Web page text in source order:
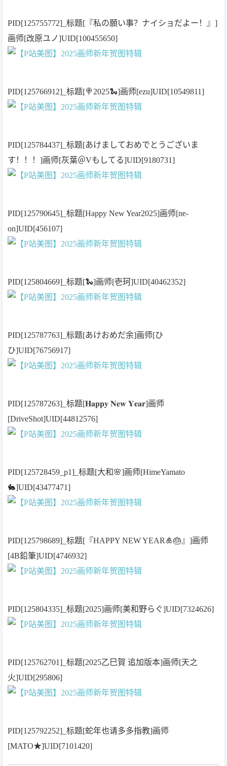
PID[125755772]_标题[『私の願い事？ナイショだよー！』]
画师[改原ユノ]UID[100455650]
PID[125766912]_标题[🍭2025🐍]画师[ezu]UID[10549811]
PID[125784437]_标题[あけましておめでとうございま
す！！！]画师[灰葉＠Vもしてる]UID[9180731]
PID[125790645]_标题[Happy New Year2025]画师[ne-
on]UID[456107]
PID[125804669]_标题[🐍]画师[壱珂]UID[40462352]
PID[125787763]_标题[あけおめだ余]画师[ひ
ひ]UID[76756917]
PID[125787263]_标题[𝐇𝐚𝐩𝐩𝐲 𝐍𝐞𝐰 𝐘𝐞𝐚𝐫]画师
[DriveShot]UID[44812576]
PID[125728459_p1]_标题[大和🌸]画师[HimeYamato
🐇]UID[43477471]
PID[125798689]_标题[『HAPPY NEW YEAR🎍🎂』]画师
[4B鉛筆]UID[4746932]
PID[125804335]_标题[2025]画师[美和野らぐ]UID[7324626]
PID[125762701]_标题[2025乙巳賀 追加版本]画师[天之
火]UID[295806]
PID[125792252]_标题[蛇年也请多多指教]画师
[MATO★]UID[7101420]